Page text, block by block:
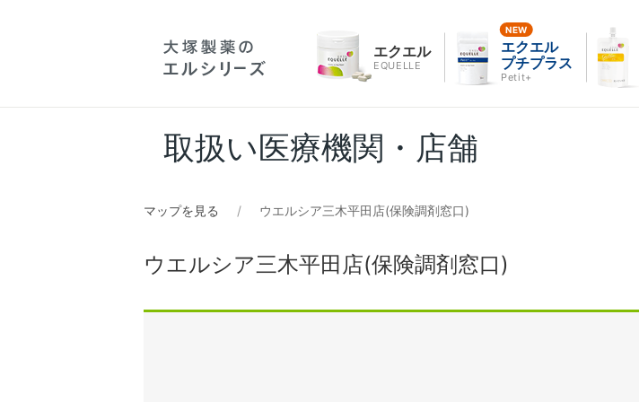
エクエル
EQUELLE
エクエル
プチプラス
Petit+
取扱い医療機関・店舗
マップを見る ウエルシア三木平田店(保険調剤窓口)
ウエルシア三木平田店(保険調剤窓口)